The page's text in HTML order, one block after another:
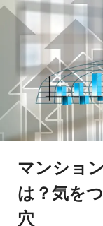
マンショ
は？気を
穴